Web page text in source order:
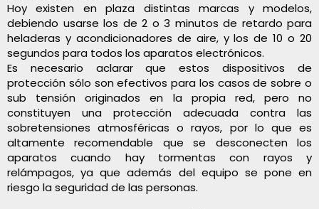
Hoy existen en plaza distintas marcas y modelos,
debiendo usarse los de 2 o 3 minutos de retardo para
heladeras y acondicionadores de aire, y los de 10 o 20
segundos para todos los aparatos electrónicos.
Es necesario aclarar que estos dispositivos de
protección sólo son efectivos para los casos de sobre o
sub tensión originados en la propia red, pero no
constituyen una protección adecuada contra las
sobretensiones atmosféricas o rayos, por lo que es
altamente recomendable que se desconecten los
aparatos cuando hay tormentas con rayos y
relámpagos, ya que además del equipo se pone en
riesgo la seguridad de las personas.